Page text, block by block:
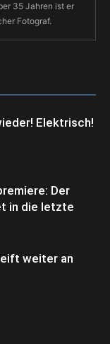
35 Jahren ist er
Fotograf.
Elektrisch!
Der
in die letzte
weiter an